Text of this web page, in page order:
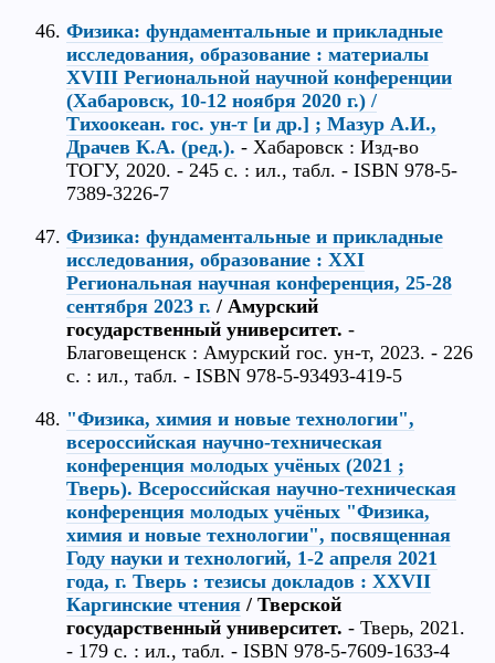
Физика: фундаментальные и прикладные
исследования, образование : материалы
XVIII Региональной научной конференции
(Хабаровск, 10-12 ноября 2020 г.) /
Тихоокеан. гос. ун-т [и др.] ; Мазур А.И.,
Драчев К.А. (ред.). - Хабаровск : Изд-во
ТОГУ, 2020. - 245 с. : ил., табл. - ISBN 978-5-
7389-3226-7
Физика: фундаментальные и прикладные
исследования, образование : XXI
Региональная научная конференция, 25-28
сентября 2023 г. / Амурский
государственный университет. -
Благовещенск : Амурский гос. ун-т, 2023. - 226
с. : ил., табл. - ISBN 978-5-93493-419-5
"Физика, химия и новые технологии",
всероссийская научно-техническая
конференция молодых учёных (2021 ;
Тверь). Всероссийская научно-техническая
конференция молодых учёных "Физика,
химия и новые технологии", посвященная
Году науки и технологий, 1-2 апреля 2021
года, г. Тверь : тезисы докладов : XXVII
Каргинские чтения / Тверской
государственный университет. - Тверь, 2021.
- 179 с. : ил., табл. - ISBN 978-5-7609-1633-4